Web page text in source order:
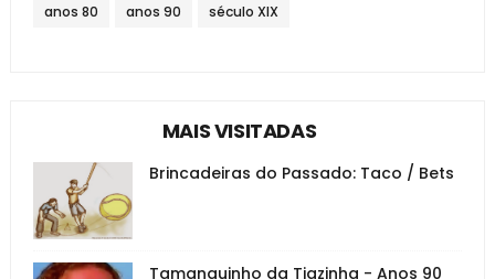
anos 80 anos 90 século XIX
MAIS VISITADAS
Brincadeiras do Passado: Taco / Bets
Tamanquinho da Tiazinha - Anos 90